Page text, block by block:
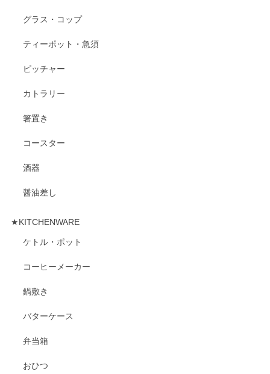
グラス・コップ
ティーポット・急須
ピッチャー
カトラリー
箸置き
コースター
酒器
醤油差し
★KITCHENWARE
ケトル・ポット
コーヒーメーカー
鍋敷き
バターケース
弁当箱
おひつ